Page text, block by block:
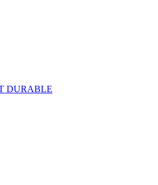
DURABLE